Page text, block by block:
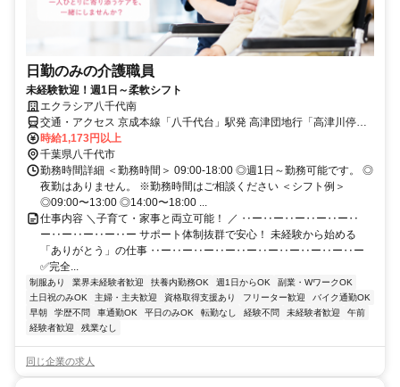
日勤のみの介護職員
未経験歓迎！週1日～柔軟シフト
エクラシア八千代南
交通・アクセス 京成本線「八千代台」駅発 高津団地行「高津川停留
所」降車後4分 / 京成本線 八千代台駅より徒歩30分
時給1,173円以上
千葉県八千代市
勤務時間詳細 ＜勤務時間＞ 09:00-18:00 ◎週1日～勤務可能です。 ◎
夜勤はありません。 ※勤務時間はご相談ください ＜シフト例＞
◎09:00〜13:00 ◎14:00〜18:00 ...
仕事内容 ＼子育て・家事と両立可能！ ／ ‥ー‥ー‥ー‥ー‥ー‥
ー‥ー‥ー‥ー‥ー サポート体制抜群で安心！ 未経験から始める
「ありがとう」の仕事 ‥ー‥ー‥ー‥ー‥ー‥ー‥ー‥ー‥ー‥ー
✅完全...
制服あり 業界未経験者歓迎 扶養内勤務OK 週1日からOK
副業・WワークOK
土日祝のみOK
主婦・主夫歓迎 資格取得支援あり フリーター歓迎
バイク通勤OK
早朝
学歴不問 車通勤OK 平日のみOK 転勤なし 経験不問 未経験者歓迎
午前
経験者歓迎
残業なし
同じ企業の求人